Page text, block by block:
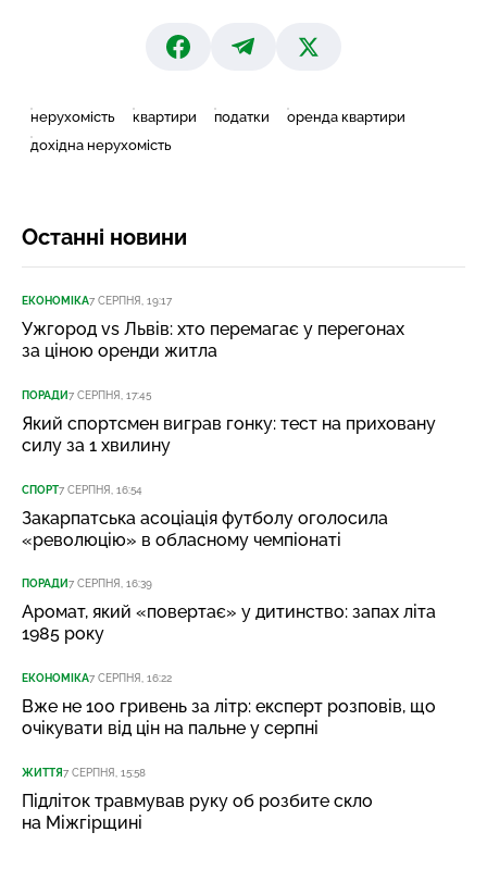
нерухомість квартири податки
оренда квартири
дохідна нерухомість
Останні новини
ЕКОНОМІКА7 СЕРПНЯ, 19:17
Ужгород vs Львів: хто перемагає у перегонах
за ціною оренди житла
ПОРАДИ7 СЕРПНЯ, 17:45
Який спортсмен виграв гонку: тест на приховану
силу за 1 хвилину
СПОРТ7 СЕРПНЯ, 16:54
Закарпатська асоціація футболу оголосила
«революцію» в обласному чемпіонаті
ПОРАДИ7 СЕРПНЯ, 16:39
Аромат, який «повертає» у дитинство: запах літа
1985 року
ЕКОНОМІКА7 СЕРПНЯ, 16:22
Вже не 100 гривень за літр: експерт розповів, що
очікувати від цін на пальне у серпні
ЖИТТЯ7 СЕРПНЯ, 15:58
Підліток травмував руку об розбите скло
на Міжгірщині